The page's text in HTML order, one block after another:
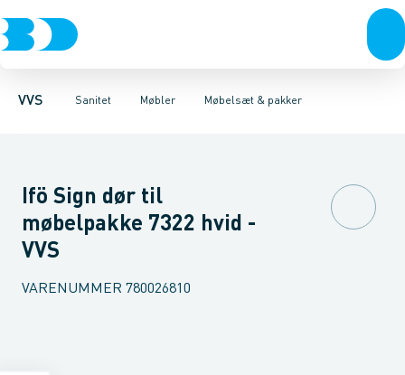
VVS Sanitet
Rør & fittingsPressfittings & rørKuglehaner & ventiler
Møbler
Toiletter, sæder og cisterner VaskeArmaturer
Møbelsæt & pakker
Møbelsæt & pakkerUnderskabeHøjskabeOverskabe
Ifö Sign dør til
møbelpakke 7322 hvid -
VVS
VARENUMMER 780026810